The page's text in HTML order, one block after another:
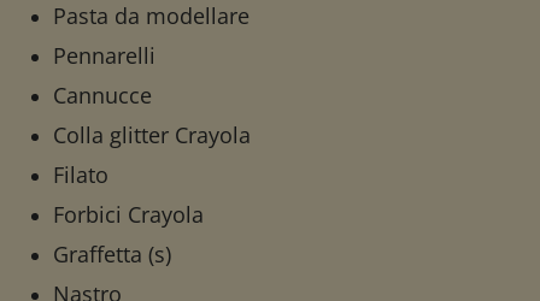
Pasta da modellare
Pennarelli
Cannucce
Colla glitter Crayola
Filato
Forbici Crayola
Graffetta (s)
Nastro